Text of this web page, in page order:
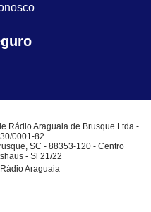
Rádio Araguaia de Brusque Ltda -
0001-82
SC - 88353-120 - Centro
- Sl 21/22
Araguaia